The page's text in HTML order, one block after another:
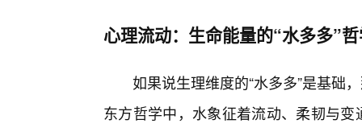
心理流动：生命能量的“水多多”
如果说生理维度的“水多多”是基础
东方哲学中，水象征着流动、柔韧与